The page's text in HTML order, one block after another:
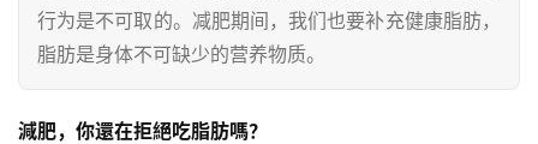
行为是不可取的。减肥期间，我们也要补充健康脂肪，
脂肪是身体不可缺少的营养物质。
減肥，你還在拒絕吃脂肪嗎？